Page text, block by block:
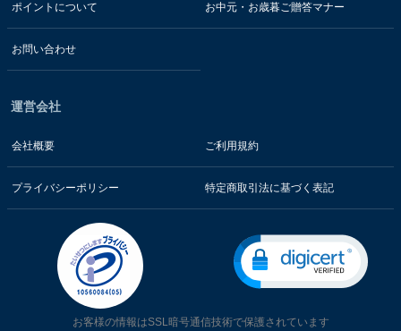
ポイントについて お中元・お歳暮ご贈答マナー
お問い合わせ
運営会社
会社概要 ご利用規約
プライバシーポリシー 特定商取引法に基づく表記
お客様の情報はSSL暗号通信技術で保護されています